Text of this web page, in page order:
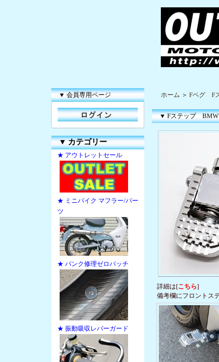
▼ 会員専用ページ
▼カテゴリー
★ アウトレットセール
★ ミニバイク マフラー/パー
ツ
★ パンク修理ゼロパッチ
★ 振動吸収レバーガード
ホーム ＞ Fペグ F
▼ Fステップ BMW
詳細は[こちら]
備考欄にフロントス